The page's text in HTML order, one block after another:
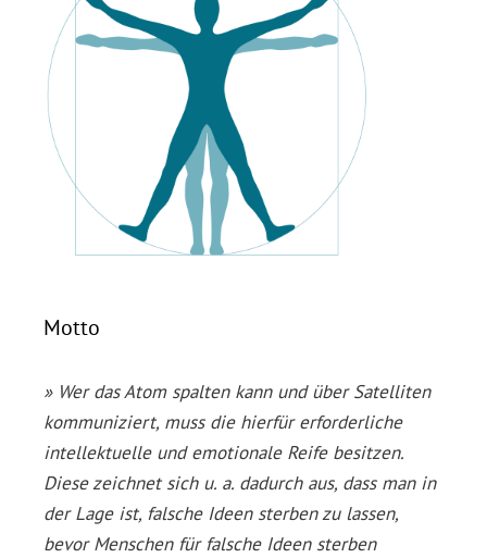
gemütlicher Runde
interessiert ist herzlich
eingeladen.
Los geht's um 18:30 Uhr.
Wir bitten um kurze
Anmeldung per E-Mail
Motto
» Wer das Atom spalten kann und über Satelliten
kommuniziert, muss die hierfür erforderliche
intellektuelle und emotionale Reife besitzen.
Diese zeichnet sich u. a. dadurch aus, dass man in
der Lage ist, falsche Ideen sterben zu lassen,
bevor Menschen für falsche Ideen sterben